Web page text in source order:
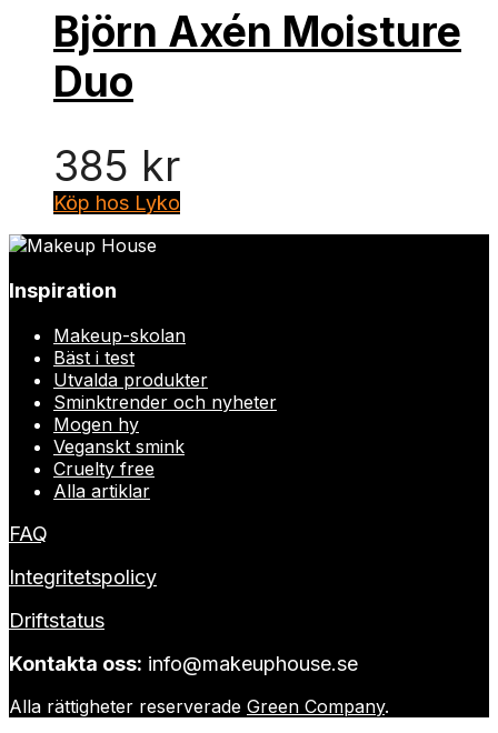
Björn Axén Moisture
Duo
385 kr
Köp hos Lyko
Inspiration
Makeup-skolan
Bäst i test
Utvalda produkter
Sminktrender och nyheter
Mogen hy
Veganskt smink
Cruelty free
Alla artiklar
FAQ
Integritetspolicy
Driftstatus
Kontakta oss: info@makeuphouse.se
Alla rättigheter reserverade Green Company.